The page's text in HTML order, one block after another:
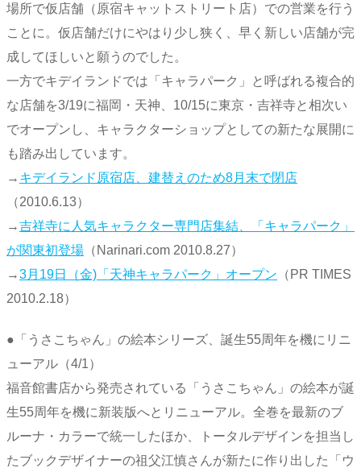
場所で仮店舗（原宿キャットストリート店）での営業を行う
ことに。仮店舗だけにやはり少し狭く、早く新しい店舗が完
成してほしいと願うのでした。
一方でキデイランドでは「キャラパーク」と呼ばれる複合的
な店舗を3/19に福岡・天神、10/15に東京・吉祥寺と相次い
でオープンし、キャラクターショップとしての新たな展開に
も踏み出しています。
→ キデイランド原宿店、建替えのため8月末で閉店
（2010.6.13）
→吉祥寺に人気キャラクター専門店集結、「キャラパーク」
が関東初登場 （Narinari.com 2010.8.27）
→3月19日（金)「天神キャラパーク」オープン （PR TIMES
2010.2.18）
●「うさこちゃん」の絵本シリーズ、誕生55周年を機にリニ
ューアル（4/1）
福音館書店から発売されている「うさこちゃん」の絵本が誕
生55周年を機に新装版へとリニューアル。全巻を最新のブ
ルーナ・カラーで統一したほか、トータルデザインを担当し
たブックデザイナーの祖父江慎さんが新たに作り出した「ウ